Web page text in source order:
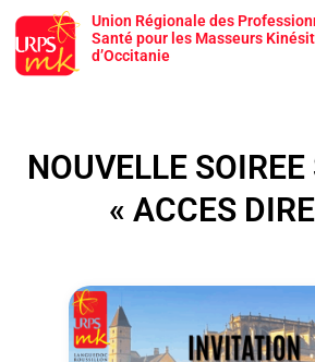
Union Régionale des
Santé pour les Masseurs
d’Occitanie
NOUVELLE
« ACCES